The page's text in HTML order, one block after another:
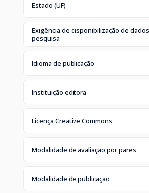
Estado (UF)
Exigência de disponibilização de
pesquisa
Idioma de publicação
Instituição editora
Licença Creative Commons
Modalidade de avaliação por pares
Modalidade de publicação